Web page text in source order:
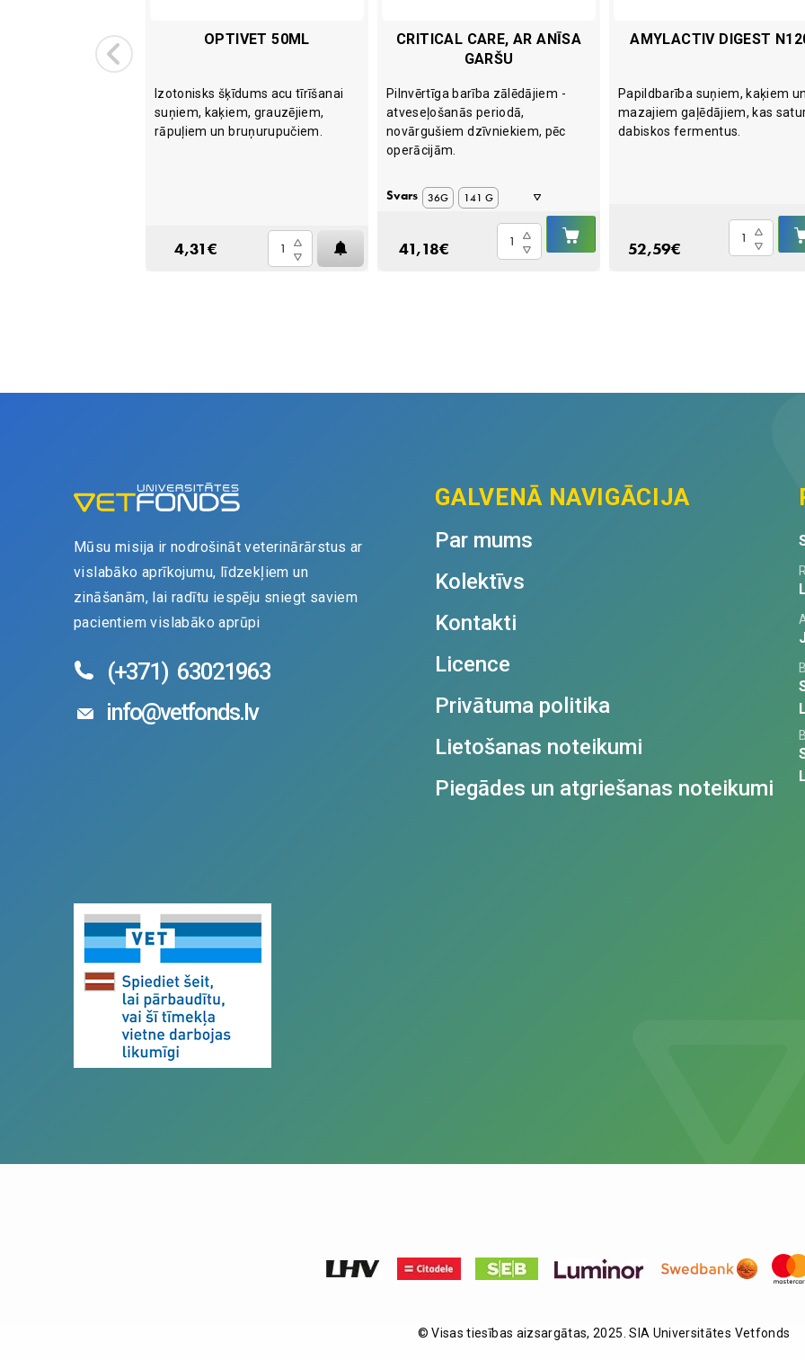
GEL 50ML OPTIVET 50ML
Izotonisks šķīdums acu tīrīšanai
suņiem, kaķiem, grauzējiem,
rāpuļiem un bruņurupučiem.
4,31€
Optivet
CRITICAL CARE, AR ANĪSA
GARŠU
Pilnvērtīga barība zālēdājiem -
atveseļošanās periodā,
novārgušiem dzīvniekiem, pēc
operācijām.
Svars 36G
141 G
41,18€
Care,
GROZĀ
AMYLACTIV DIGEST
Papildbarība suņiem, kaķiem un
mazajiem gaļēdājiem, kas
dabiskos fermentus.
52,59€
Digest
Mūsu misija ir nodrošināt veterinārārstus ar
vislabāko aprīkojumu, līdzekļiem un
zināšanām, lai radītu iespēju sniegt saviem
pacientiem vislabāko aprūpi
(+371) 63021963
info@vetfonds.lv
GALVENĀ NAVIGĀCIJA
Par mums
Kolektīvs
Kontakti
Licence
Privātuma politika
Lietošanas noteikumi
Piegādes un atgriešanas noteikumi
© Visas tiesības aizsargātas, 2025. SIA Universitātes Vetfonds